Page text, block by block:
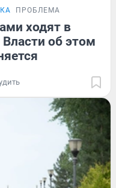
ПРОБЛЕМА
ходят в
об этом